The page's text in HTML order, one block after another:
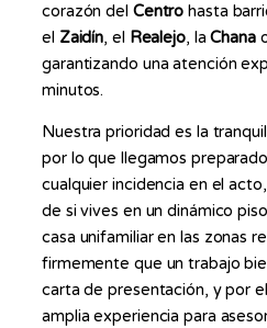
corazón del Centro hasta
el Zaidín, el Realejo, laChana
garantizando una atención
minutos.
Nuestra prioridad es la
por lo que llegamos
cualquier incidencia en el
de si vives en un dinámico
casa unifamiliar en las zonas
firmemente que un trabajo
carta de presentación, y por
amplia experiencia para